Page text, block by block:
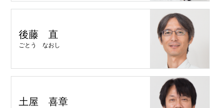
後藤 直
ごとう なおし
土屋 喜章